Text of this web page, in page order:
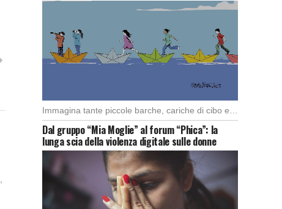
Immagina tante piccole barche, cariche di cibo e medicine, che partono da diversi porti del […]
Dal gruppo “Mia Moglie” al forum “Phica”: la
lunga scia della violenza digitale sulle donne